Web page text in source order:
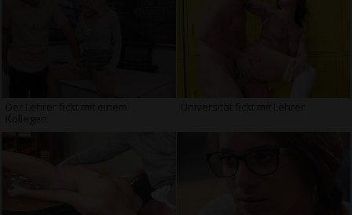
Der Lehrer fickt mit einem
Kollegen
Universität fickt mit Lehrer